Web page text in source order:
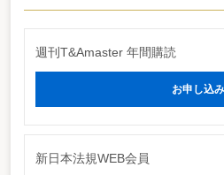
があり、適用時期については、細心の注意
い。平成15年3月期法人税申告については
所得税確定申告の期限後、間もなく、連結
与引当金の損金算入に関する明細書（別表
週刊T&Amaster 年間購読
お申し込み
新日本法規WEB会員